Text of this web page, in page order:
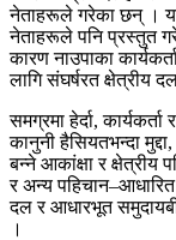
नेताहरूले गरेका छन् ।
नेताहरूले पनि प्रस्तुत
कारण नाउपाका
लागि संघर्षरत क्षेत्रीय
समग्रमा हेर्दा,
कानुनी हैसियतभन्दा
बन्ने आकांक्षा र क्षेत्रीय
र अन्य
दल र आधारभूत
।